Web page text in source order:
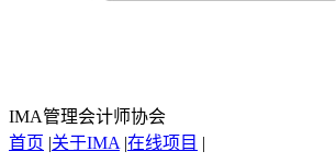
IMA管理会计师协会
首页 |关于IMA |在线项目 |